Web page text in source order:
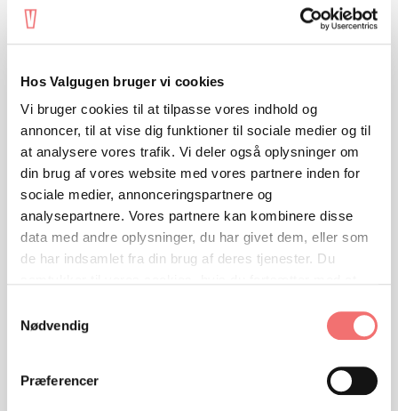
Hos Valgugen bruger vi cookies
Vi bruger cookies til at tilpasse vores indhold og
annoncer, til at vise dig funktioner til sociale medier og til
at analysere vores trafik. Vi deler også oplysninger om
din brug af vores website med vores partnere inden for
sociale medier, annonceringspartnere og
analysepartnere. Vores partnere kan kombinere disse
data med andre oplysninger, du har givet dem, eller som
de har indsamlet fra din brug af deres tjenester. Du
Nødvendig
Præferencer
VIEW
2. klasse - Emne 2
Samlede opgaver